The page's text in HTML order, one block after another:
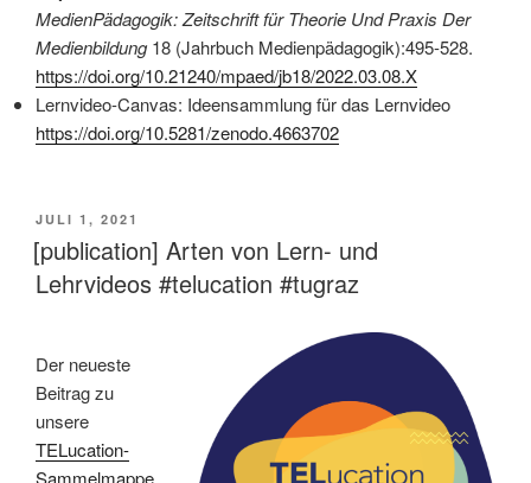
MedienPädagogik: Zeitschrift für Theorie Und Praxis Der
Medienbildung18 (Jahrbuch Medienpädagogik):495-528.
https://doi.org/10.21240/mpaed/jb18/2022.03.08.X
Lernvideo-Canvas: Ideensammlung für das Lernvideo
https://doi.org/10.5281/zenodo.4663702
VERÖFFENTLICHT
AM
JULI 1, 2021
[publication] Arten von Lern- und
Lehrvideos #telucation #tugraz
Der neueste
Beitrag zu
unsere
TELucation-